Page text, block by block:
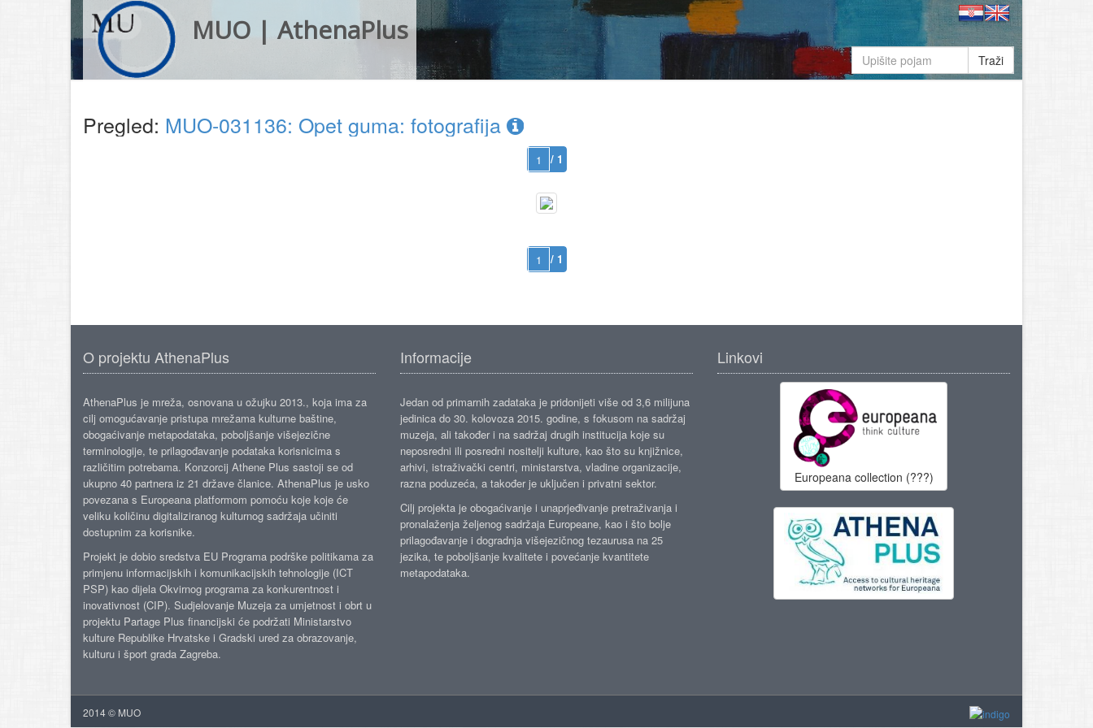
MUO | AthenaPlus
Traži
Pregled: MUO-031136: Opet guma: fotografija
/ 1
/ 1
O projektu AthenaPlus
AthenaPlus je mreža, osnovana u ožujku 2013., koja ima za
cilj omogućavanje pristupa mrežama kulturne baštine,
obogaćivanje metapodataka, poboljšanje višejezične
terminologije, te prilagođavanje podataka korisnicima s
različitim potrebama. Konzorcij Athene Plus sastoji se od
ukupno 40 partnera iz 21 države članice. AthenaPlus je usko
povezana s Europeana platformom pomoću koje koje će
veliku količinu digitaliziranog kulturnog sadržaja učiniti
dostupnim za korisnike.
Projekt je dobio sredstva EU Programa podrške politikama za
primjenu informacijskih i komunikacijskih tehnologije (ICT
PSP) kao dijela Okvirnog programa za konkurentnost i
inovativnost (CIP). Sudjelovanje Muzeja za umjetnost i obrt u
projektu Partage Plus financijski će podržati Ministarstvo
kulture Republike Hrvatske i Gradski ured za obrazovanje,
kulturu i šport grada Zagreba.
Informacije
Jedan od primarnih zadataka je pridonijeti više od 3,6 milijuna
jedinica do 30. kolovoza 2015. godine, s fokusom na sadržaj
muzeja, ali također i na sadržaj drugih institucija koje su
neposredni ili posredni nositelji kulture, kao što su knjižnice,
arhivi, istraživački centri, ministarstva, vladine organizacije,
razna poduzeća, a također je uključen i privatni sektor.
Cilj projekta je obogaćivanje i unaprjeđivanje pretraživanja i
pronalaženja željenog sadržaja Europeane, kao i što bolje
prilagođavanje i dogradnja višejezičnog tezaurusa na 25
jezika, te poboljšanje kvalitete i povećanje kvantitete
metapodataka.
Linkovi
Europeana collection (???)
2014 © MUO